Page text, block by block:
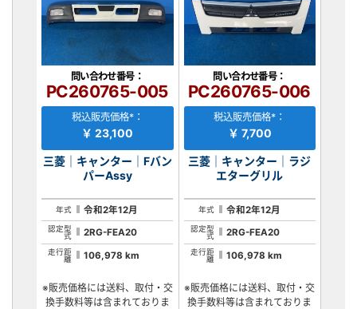
問い合わせ番号：
PC260765-005
税込販売価格*：
￥ 23,100
三菱｜キャンター｜Fバン
パーAssy
年式 令和2年12月
認定型
式
2RG-FEA20
走行距
離
106,978 km
※販売価格には送料、取付・交
換手数料等は含まれておりま
問い合わせ番号：
PC260765-006
税込販売価格*：
￥ 7,700
三菱｜キャンター｜ラジ
エターグリル
年式 令和2年12月
認定型
式
2RG-FEA20
走行距
離
106,978 km
※販売価格には送料、取付・交
換手数料等は含まれておりま